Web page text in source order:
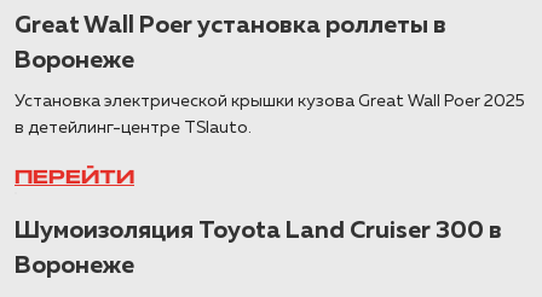
Great Wall Poer установка роллеты в
Воронеже
Установка электрической крышки кузова Great Wall Poer 2025
в детейлинг-центре TSIauto.
ПЕРЕЙТИ
Шумоизоляция Toyota Land Cruiser 300 в
Воронеже